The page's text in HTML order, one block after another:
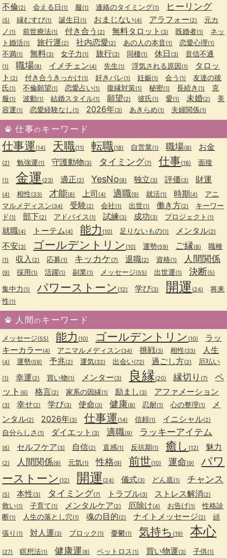
不倫(2) 会える日 (1) 服(1) 連絡のタイミング(1) ヒーリング
(5) 縁むすび(1) 誕生日 (1) おまじない(4) アラフォー(2)
元カ
ノ (1) 前世療法(1) 付き合う (2) 無料タロット (3) 既婚者(1)
ネッ
ト婚活(1) 旅行運(2) 社内恋愛(2) あの人の本音(1) 恋愛心理(1)
不満(1) 無料(3) 女子力 (1) 旅行(3) 同棲(1) 休日 (3) 音信不通
(1) 職場(8) イメチェン(4) 先生(1) 浮気される原因(1)
タロッ
ト (2) 付き合うきっかけ(1) 好きバレ(1) 妊娠(1) 会う (1)
友達の彼
氏(1) 不倫願望(1) 恋愛占い(1) 復縁対策(1) 秘密(1) 長続き (1)
克
服(1) 波動(1) 結婚スタイル(1) 願望(2) 彼氏(1) 愛(1) 未婚(2)
美
容運(1) 恋愛経験なし (1) 2026年(3) あきらめ(1) 夫婦関係(1)
仕事のキーワード
仕事運 (14) 天職(11) 転職(18) 自営業(1) 職場(8) お金
(2) 勉強運(1) 守護動物(3) タイミング(7) 仕事(18) 面接
(1) 金運 (23) 適正(2) YesNo(8) 独立(3) 評価(3) 財運
(4) 相性(33) 才能(8) 上司 (4) 適職(9) 就活(1) 時期(4)
アニ
マルメディスン(34) 受験(2) 会社(1) 出世(1) 働き方(2)
キーワー
ド (1) 部下(2) アドバイス (1) 試練(3) 成功(3) プロジェクト (1)
就職(4) トーテム (4) 能力 (10) 足りないもの(1) メンタル(2)
不安(3) ゴールデントリン (10) 運勢(59) ご縁(8) 職種
(1) 収入 (2) 応募(1) キッカケ(7) 退職(2) 資格(1) 人間関係
(9) 採用(1) 活躍(1) 副業(1) メッセージ(55) 出世運(1) 決断(5)
集中力 (1) パワーストーン (12) 学び(3) 開運 (24)
将来
性(1)
人間のキーワード
メッセージ(55) 能力 (10) ゴールデントリン (10)
ラッ
キーカラー(4) アニマルメディスン(34) 挑戦(3) 相性(33) 人生
(4) 運勢(59) 予兆(2) 運気(32) 出会い(72) 過ごし方(2) 厄払い
(1) 幸運(2) 買い物(1) メンター(3) 良縁(20) 縁切り (7)
ペ
ット (6) 格言(2) 家系の因縁(1) 励まし (3) アファメーション
(3) 幸せ(2) 学び(3) 使命(3) 健康(8) 忍耐(1) 心の整理(1)
メ
ンタル(2) 2026年(3) 仕事運 (14) 信頼(1) イニシャル(2)
自分らしさ (1) ダイエット (3) 適職(9) ラッキーアイテム
(6) セルフケア(3) 自信(2) 直感(1) 反抗期(1) 癒し (12) 魅力
(2) 人間関係(9) 元気(1) 性格(9) 前世(10) 運命(9)
パワ
ーストーン (12) 開運 (24) 儀式(3) どん底(1) チャンス
(5) 本性(3) タイミング(7) トラブル(3) ストレス解消(2)
救い(1) 子育て(1) メンタルケア(2) 厄除け(4) お告げ(1)
性格診
断(1) 人生の落とし穴(1) 魂の目的(2) ナイトメッセージ(2)
頑
張り (1) 対人運(3) ブロック (1) 憂鬱(1) 気持ち (19) 本心
(27) 瞑想法(1) 健康運(8) ペットロス (1) 買い物運(3) 子供(1)